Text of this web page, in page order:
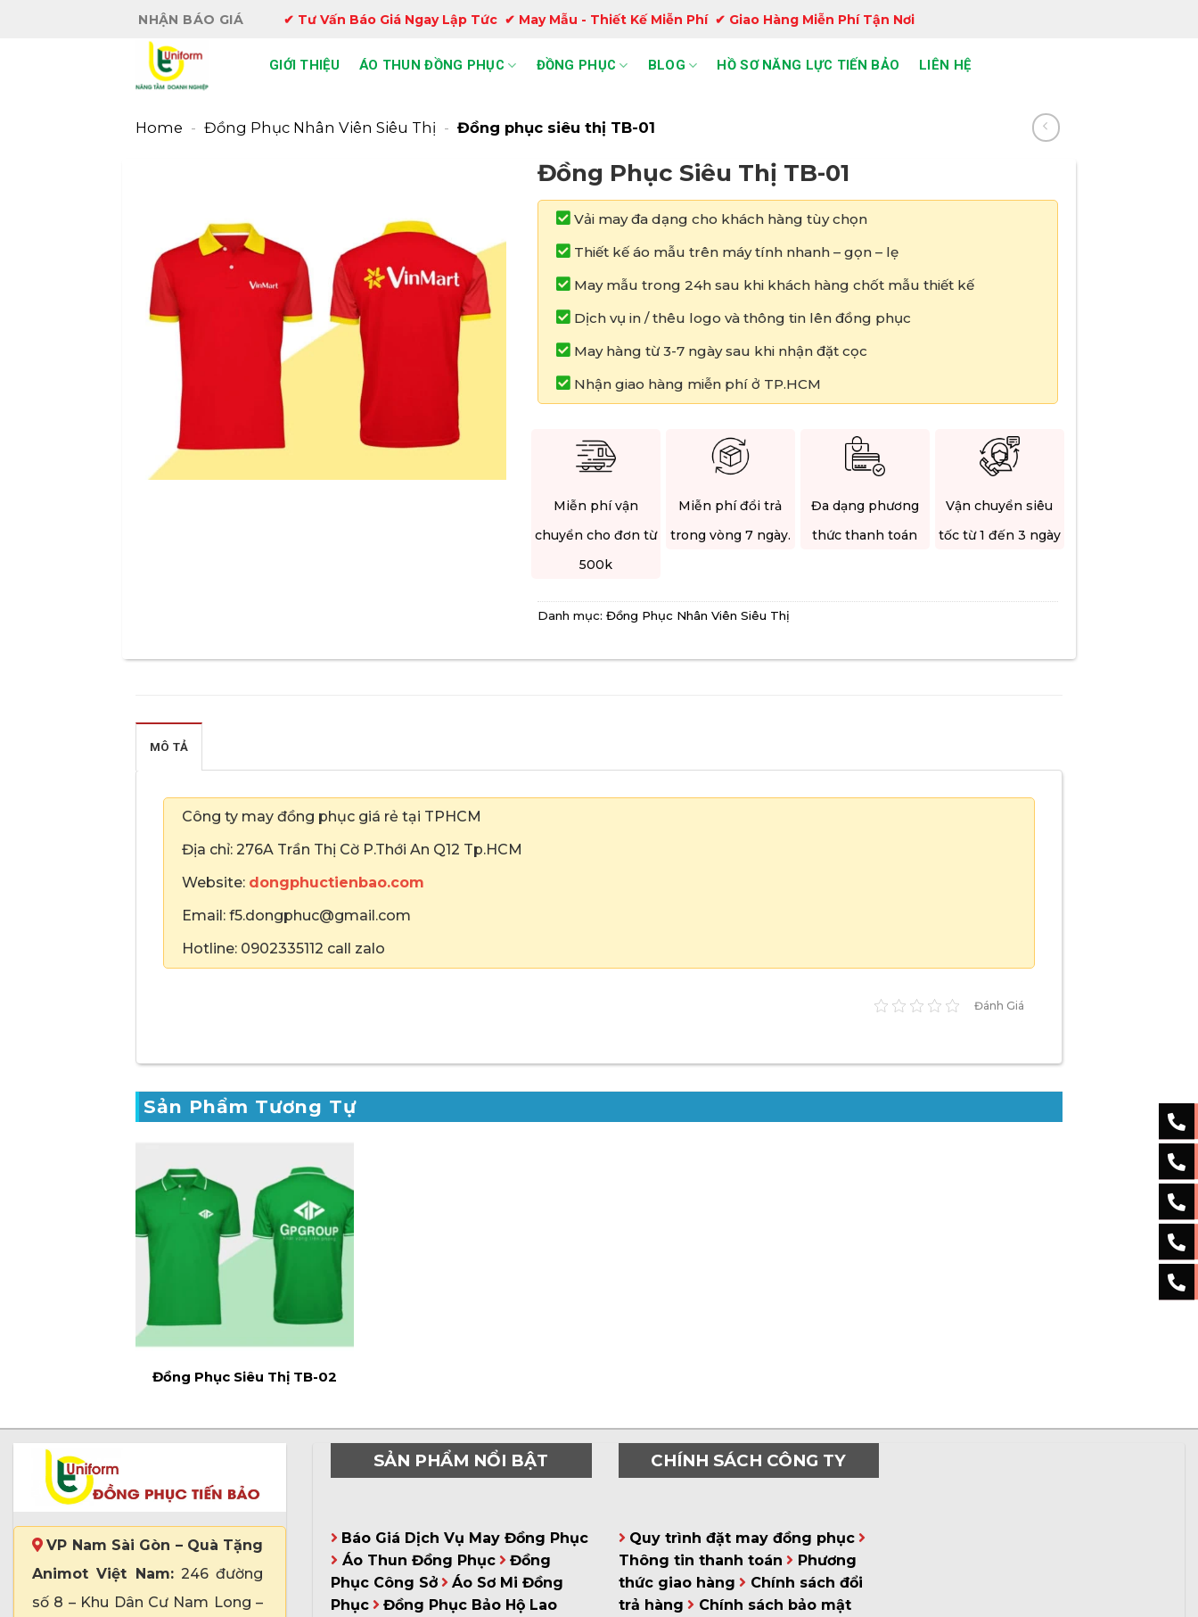
NHẬN BÁO GIÁ ✔ Tư Vấn Báo Giá Ngay Lập Tức ✔ May Mẫu - Thiết Kế Miễn Phí ✔ Giao Hàng Miễn Phí Tận Nơi
GIỚI THIỆU ÁO THUN ĐỒNG PHỤC ĐỒNG PHỤC BLOG HỒ SƠ NĂNG LỰC TIẾN BẢO LIÊN HỆ
Home - Đồng Phục Nhân Viên Siêu Thị - Đồng phục siêu thị TB-01
Đồng Phục Siêu Thị TB-01
Vải may đa dạng cho khách hàng tùy chọn
Thiết kế áo mẫu trên máy tính nhanh – gọn – lẹ
May mẫu trong 24h sau khi khách hàng chốt mẫu thiết kế
Dịch vụ in / thêu logo và thông tin lên đồng phục
May hàng từ 3-7 ngày sau khi nhận đặt cọc
Nhận giao hàng miễn phí ở TP.HCM
Miễn phí vận
chuyển cho đơn từ
500k
Miễn phí đổi trả
trong vòng 7 ngày.
Đa dạng phương
thức thanh toán
Vận chuyển siêu
tốc từ 1 đến 3 ngày
Danh mục: Đồng Phục Nhân Viên Siêu Thị
MÔ TẢ
Công ty may đồng phục giá rẻ tại TPHCM
Địa chỉ: 276A Trần Thị Cờ P.Thới An Q12 Tp.HCM
Website: dongphuctienbao.com
Email: f5.dongphuc@gmail.com
Hotline: 0902335112 call zalo
Đánh Giá
Sản Phẩm Tương Tự
Đồng Phục Siêu Thị TB-02
VP Nam Sài Gòn – Quà Tặng
Animot Việt Nam:246 đường
số 8 – Khu Dân Cư Nam Long –
SẢN PHẨM NỔI BẬT
Báo Giá Dịch Vụ May Đồng Phục
Áo Thun Đồng Phục
Đồng
Phục Công Sở
Áo Sơ Mi Đồng
Phục
Đồng Phục Bảo Hộ Lao
CHÍNH SÁCH CÔNG TY
Quy trình đặt may đồng phục
Thông tin thanh toán
Phương
thức giao hàng
Chính sách đổi
trả hàng
Chính sách bảo mật